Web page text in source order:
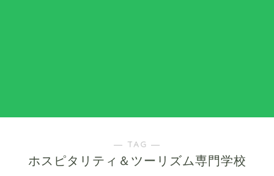
― TAG ―
ホスピタリティ＆ツーリズム専門学校